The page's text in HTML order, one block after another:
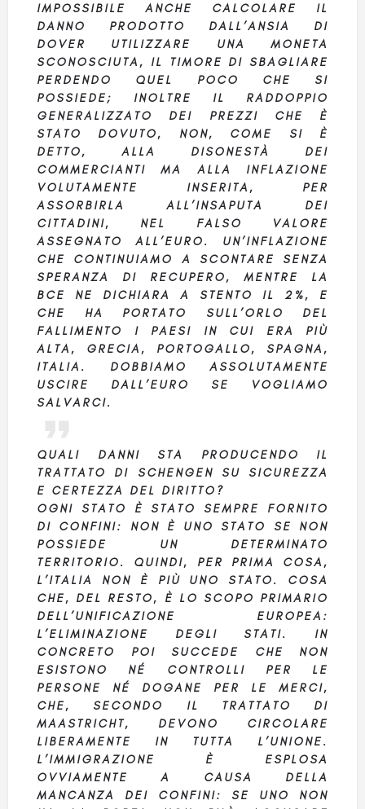
IMPOSSIBILE ANCHE CALCOLARE IL
DANNO PRODOTTO DALL’ANSIA DI
DOVER UTILIZZARE UNA MONETA
SCONOSCIUTA, IL TIMORE DI SBAGLIARE
PERDENDO QUEL POCO CHE SI
POSSIEDE; INOLTRE IL RADDOPPIO
GENERALIZZATO DEI PREZZI CHE È
STATO DOVUTO, NON, COME SI È
DETTO, ALLA DISONESTÀ DEI
COMMERCIANTI MA ALLA INFLAZIONE
VOLUTAMENTE INSERITA, PER
ASSORBIRLA ALL’INSAPUTA DEI
CITTADINI, NEL FALSO VALORE
ASSEGNATO ALL’EURO. UN’INFLAZIONE
CHE CONTINUIAMO A SCONTARE SENZA
SPERANZA DI RECUPERO, MENTRE LA
BCE NE DICHIARA A STENTO IL 2%, E
CHE HA PORTATO SULL’ORLO DEL
FALLIMENTO I PAESI IN CUI ERA PIÙ
ALTA, GRECIA, PORTOGALLO, SPAGNA,
ITALIA. DOBBIAMO ASSOLUTAMENTE
USCIRE DALL’EURO SE VOGLIAMO
SALVARCI.
QUALI DANNI STA PRODUCENDO IL
TRATTATO DI SCHENGEN SU SICUREZZA
E CERTEZZA DEL DIRITTO?
OGNI STATO È STATO SEMPRE FORNITO
DI CONFINI: NON È UNO STATO SE NON
POSSIEDE UN DETERMINATO
TERRITORIO. QUINDI, PER PRIMA COSA,
L’ITALIA NON È PIÙ UNO STATO. COSA
CHE, DEL RESTO, È LO SCOPO PRIMARIO
DELL’UNIFICAZIONE EUROPEA:
L’ELIMINAZIONE DEGLI STATI. IN
CONCRETO POI SUCCEDE CHE NON
ESISTONO NÉ CONTROLLI PER LE
PERSONE NÉ DOGANE PER LE MERCI,
CHE, SECONDO IL TRATTATO DI
MAASTRICHT, DEVONO CIRCOLARE
LIBERAMENTE IN TUTTA L’UNIONE.
L’IMMIGRAZIONE È ESPLOSA
OVVIAMENTE A CAUSA DELLA
MANCANZA DEI CONFINI: SE UNO NON